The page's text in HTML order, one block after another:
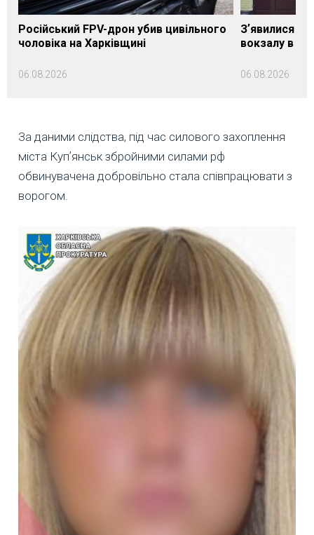
Російський FPV-дрон убив цивільного
чоловіка на Харківщині
06.08.2026
Зʼявилися
вокзалу в
06.08.2026
За даними слідства, під час силового захоплення
міста Купʼянськ збройними силами рф
обвинувачена добровільно стала співпрацювати з
ворогом.